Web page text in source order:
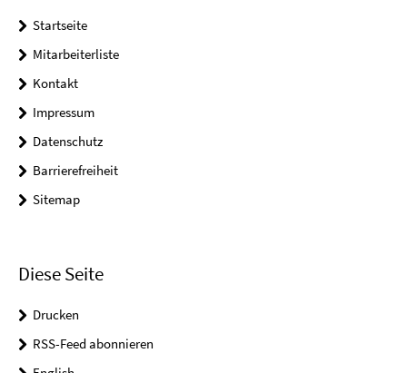
Startseite
Mitarbeiterliste
Kontakt
Impressum
Datenschutz
Barrierefreiheit
Sitemap
Diese Seite
Drucken
RSS-Feed abonnieren